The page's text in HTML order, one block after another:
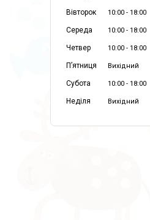
Вівторок 10:00 18:00
Середа 10:00 18:00
Четвер 10:00 18:00
Пʼятниця Вихідний
Субота 10:00 18:00
Неділя Вихідний